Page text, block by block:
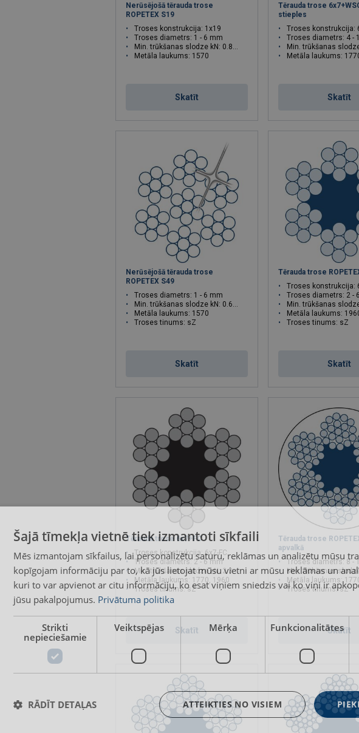
Nerūsējošā tērauda trose
ROPETEX S19
Troses konstrukcija: 1x19
Troses diametrs: 1 - 6 mm
Min. trūkšanas slodze kN: 0.83 - 29.7
Metāla laukums: 1570
Skatīt
Tērauda trose
stieples
Troses konstrukcija:
Troses diametrs: 4 -
Min. trūkšanas slodze kN:
Metāla laukums:
Skatīt
Nerūsējošā tērauda trose
ROPETEX S49
Troses diametrs: 1 - 6 mm
Min. trūkšanas slodze kN: 0.61 - 21.9
Metāla laukums: 1570
Troses tinums: sZ
Skatīt
Tērauda trose
Troses konstrukcija:
Troses diametrs: 2 -
Min. trūkšanas slodze kN:
Metāla laukums:
Troses tinums: sZ
Skatīt
Tērauda trose 6x7+FC
Troses konstrukcija: 6x7-FC
Troses diametrs: 2 - 6 mm
Min. trūkšanas slodze kN: 2.35 - 21.2
Metāla laukums: 1770, 1960
Troses tinums: sZ
Skatīt
Tērauda trose
apvalkā
Troses diametrs: 8 -
Min. trūkšanas slodze kN:
Metāla laukums:
Troses tinums: sZ
Skatīt
Šajā tīmekļa vietnē tiek izmantoti sīkfaili
Mēs izmantojam sīkfailus, lai personalizētu saturu, reklāmas un analizētu mūsu
kopīgojam informāciju par to, kā jūs lietojat mūsu vietni ar mūsu reklāmas un
kuri to var apvienot ar citu informāciju, ko esat viņiem sniedzis vai ko viņi ir
jūsu pakalpojumus. Privātuma politika
Strikti
nepieciešamie
Veiktspējas Mērķa Funkcionalitātes
ATTEIKTIES NO VISIEM
RĀDĪT DETAĻAS